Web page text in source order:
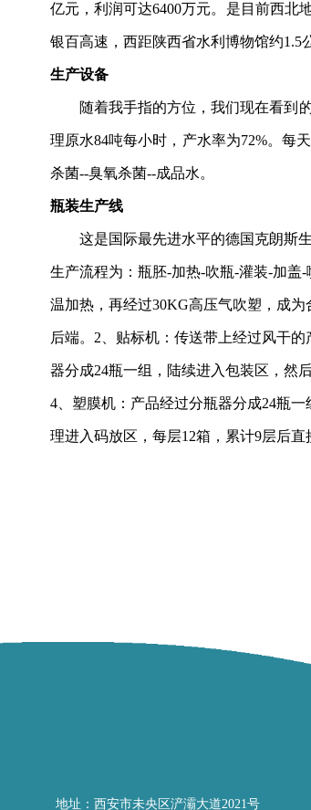
亿元，利润可达6400万元。是目前西北
银百高速，西距陕西省水利博物馆约1.5
生产设备
随着我手指的方位，我们现在看到
理原水84吨每小时，产水率为72%。每
杀菌--臭氧杀菌--成品水。
瓶装生产线
这是国际最先进水平的德国克朗斯
生产流程为：瓶胚-加热-吹瓶-灌装-加盖
温加热，再经过30KG高压气吹塑，成
后端。2、贴标机：传送带上经过风干
器分成24瓶一组，陆续进入包装区，然
4、塑膜机：产品经过分瓶器分成24瓶
理进入码放区，每层12箱，累计9层后直
地址：西安市未央区浐灞大道2021号